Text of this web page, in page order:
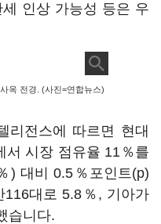
인상 가능성 등은 우
옥 전경. (사진=연합뉴스)
리전스에 따르면 현대
서 시장 점유율 11％를
) 대비 0.5％포인트(p)
116대로 5.8％, 기아가
습니다.